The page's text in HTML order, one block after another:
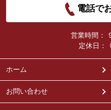
電話で
営業時間：
定休日：
ホーム
お問い合わせ